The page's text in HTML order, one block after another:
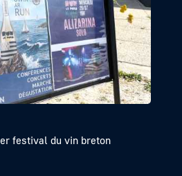
festival du vin breton